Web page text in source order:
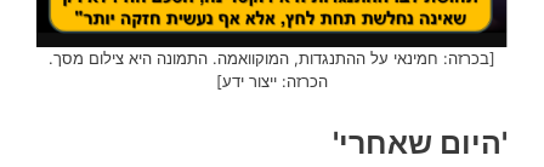
[בכרזה: חמינאי על ההתנגדות, המוקוואמה. התמונה היא צילום מסך.
הכרזה: ייצור ידע]
'היום שאחרי'